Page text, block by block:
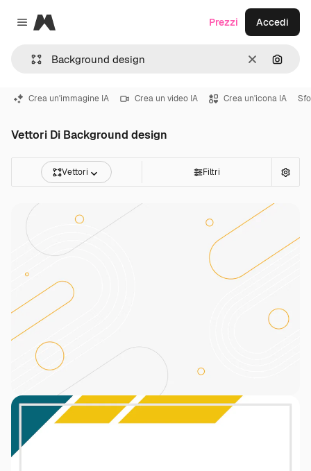
Close menu
Magnific
CancellaCerca
Prezzi Accedi
Crea un'immagine IA Crea un video IA Crea un'icona IA
Vettori Di Background design
Vettori Filtri